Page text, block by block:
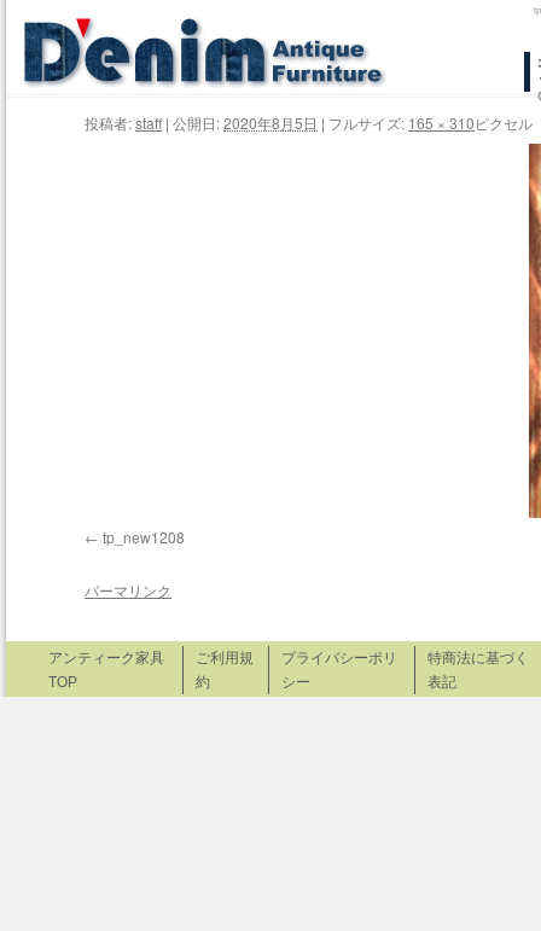
テ
投稿者:staff | 公開日:2020年8月5日 | フルサイズ: 165 × 310ピクセル
tp_new1208
パーマリンク
アンティーク家具
TOP
ご利用規
約
プライバシーポリ
シー
特商法に基づく
表記